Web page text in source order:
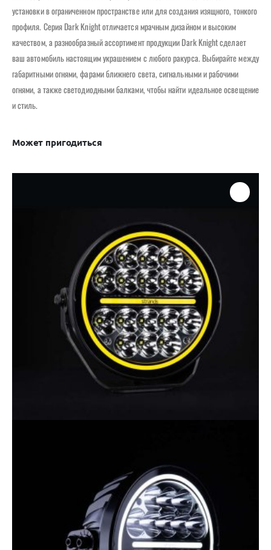
установки в ограниченном пространстве или для создания изящного, тонкого
профиля. Серия Dark Knight отличается мрачным дизайном и высоким
качеством, а разнообразный ассортимент продукции Dark Knight сделает
ваш автомобиль настоящим украшением с любого ракурса. Выбирайте между
габаритными огнями, фарами ближнего света, сигнальными и рабочими
огнями, а также светодиодными балками, чтобы найти идеальное освещение
и стиль.
Может пригодиться